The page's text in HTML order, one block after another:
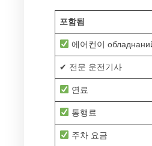
포함됨
에어컨이
✔ 전문 운전기사
연료
통행료
주차 요금